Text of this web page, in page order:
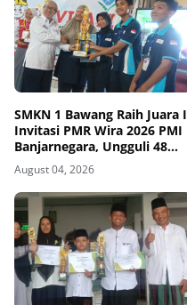
SMKN 1 Bawang Raih Juara I
Invitasi PMR Wira 2026 PMI
Banjarnegara, Ungguli 48
Tim
August 04, 2026